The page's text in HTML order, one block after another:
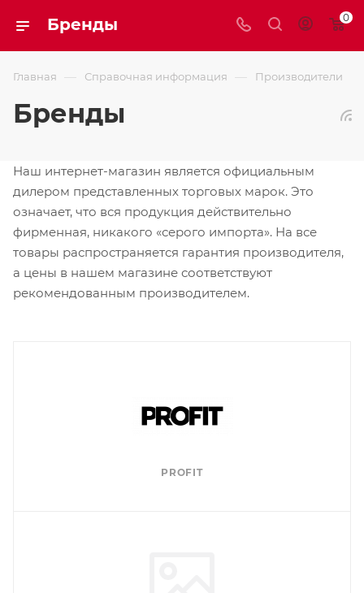
Бренды 0
Главная — Справочная информация — Производители
Бренды
Наш интернет-магазин является официальным
дилером представленных торговых марок. Это
означает, что вся продукция действительно
фирменная, никакого «серого импорта». На все
товары распространяется гарантия производителя,
а цены в нашем магазине соответствуют
рекомендованным производителем.
PROFIT